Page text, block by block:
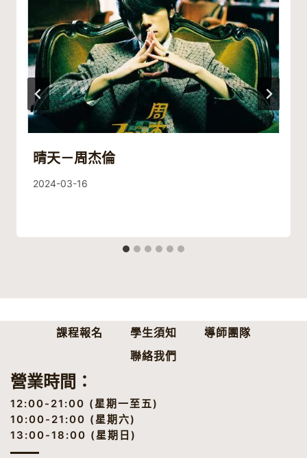
晴天－周杰倫
By
2024-03-16
課程報名 學生須知
導師團隊
聯絡我們
營業時間：
12:00-21:00 (星期一至五)
10:00-21:00 (星期六)
13:00-18:00 (星期日)